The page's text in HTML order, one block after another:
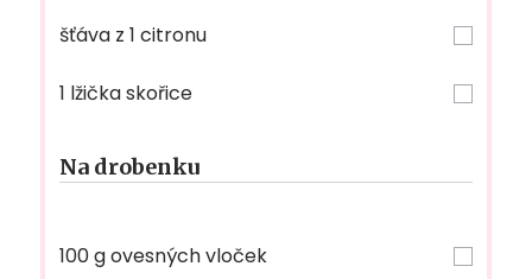
šťáva z 1 citronu
1 lžička skořice
Na drobenku
100 g ovesných vloček